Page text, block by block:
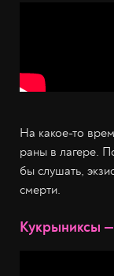
На какое-то
раны в лагере.
бы слушать,
смерти.
Кукрыниксы